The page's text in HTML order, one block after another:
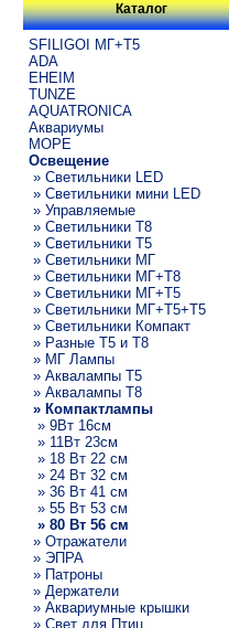
Каталог
SFILIGOI МГ+Т5
ADA
EHEIM
TUNZE
AQUATRONICA
Аквариумы
МОРЕ
Освещение
» Светильники LED
» Светильники мини LED
» Управляемые
» Светильники T8
» Светильники T5
» Светильники МГ
» Светильники МГ+T8
» Светильники МГ+T5
» Светильники МГ+T5+T5
» Светильники Компакт
» Разные T5 и T8
» МГ Лампы
» Аквалампы T5
» Аквалампы T8
» Компактлампы
» 9Вт 16см
» 11Вт 23см
» 18 Вт 22 см
» 24 Вт 32 см
» 36 Вт 41 см
» 55 Вт 53 см
» 80 Вт 56 см
» Отражатели
» ЭПРА
» Патроны
» Держатели
» Аквариумные крышки
» Свет для Птиц